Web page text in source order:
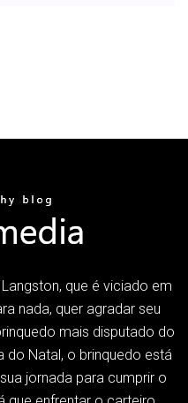
que é viciado em
nada, quer agradar seu
mais disputado do
do Natal, o brinquedo está
jornada para cumprir o